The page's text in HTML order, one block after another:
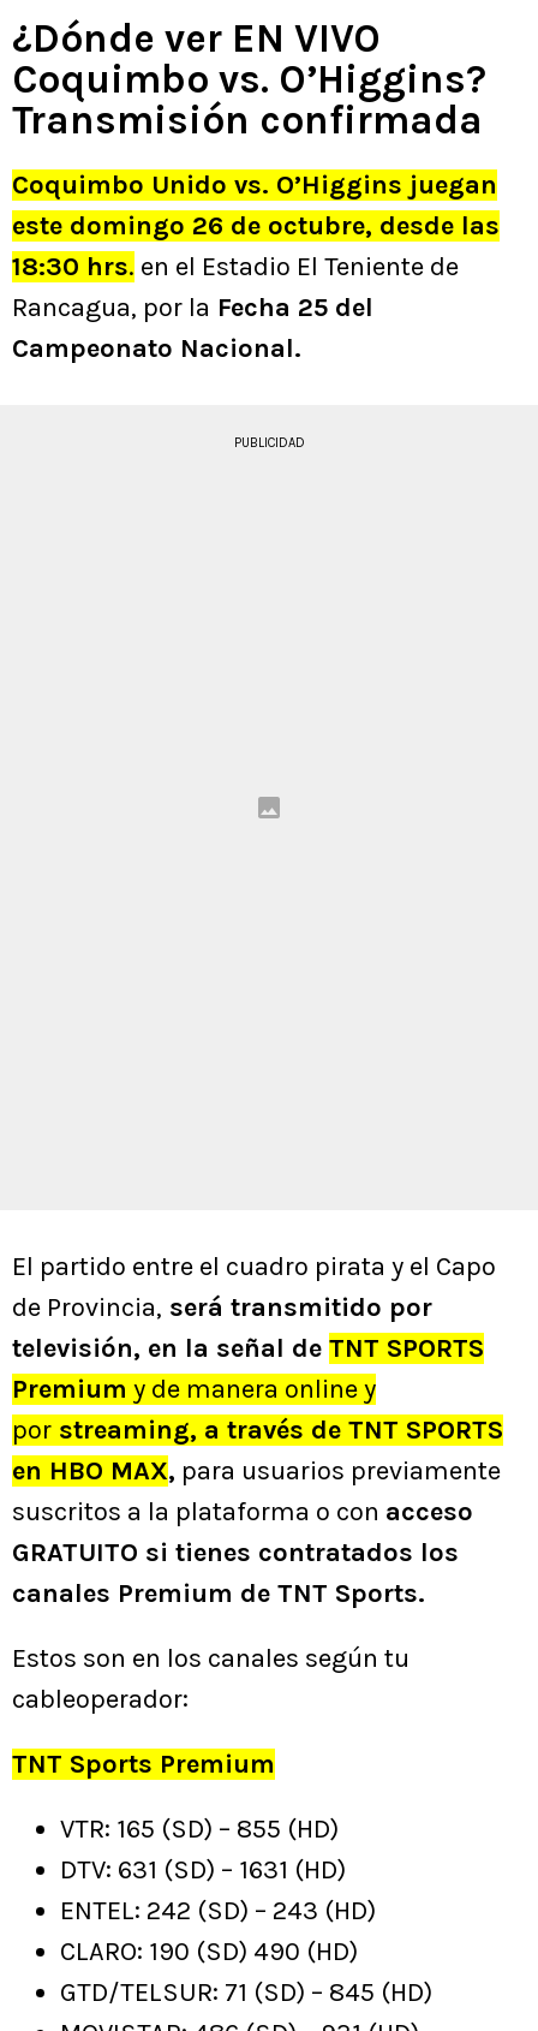
¿Dónde ver EN VIVO
Coquimbo vs. O’Higgins?
Transmisión confirmada
Coquimbo Unido vs. O’Higgins juegan
este domingo 26 de octubre, desde las
18:30 hrs. en el Estadio El Teniente de
Rancagua, por la Fecha 25 del
Campeonato Nacional.
PUBLICIDAD
El partido entre el cuadro pirata y el Capo
de Provincia, será transmitido por
televisión, en la señal de TNT SPORTS
Premium y de manera online y
por streaming, a través de TNT SPORTS
en HBO MAX, para usuarios previamente
suscritos a la plataforma o con acceso
GRATUITO si tienes contratados los
canales Premium de TNT Sports.
Estos son en los canales según tu
cableoperador:
TNT Sports Premium
VTR: 165 (SD) – 855 (HD)
DTV: 631 (SD) – 1631 (HD)
ENTEL: 242 (SD) – 243 (HD)
CLARO: 190 (SD) 490 (HD)
GTD/TELSUR: 71 (SD) – 845 (HD)